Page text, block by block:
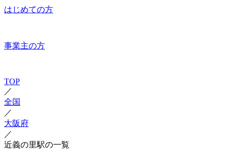
はじめての方
事業主の方
TOP
／
全国
／
大阪府
／
近義の里駅の一覧